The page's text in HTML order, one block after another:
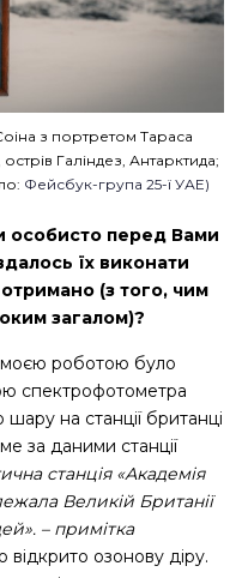
з портретом Тараса
Галіндез, Антарктида;
Фейсбук-група 25-ї УАЕ)
особисто перед Вами
їх виконати
отримано (з того, чим
загалом)?
моєю роботою було
спектрофотометра
на станції британці
за даними станції
станція «Академія
Великій Британії
– примітка
відкрито озонову діру.